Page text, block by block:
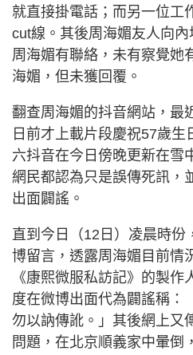
就直接掛電話；而另一位工
cut線。其後周海媚友人向
周海媚有聯絡，未有察覺她
海媚，但未獲回覆。
翻查周海媚的抖音網站，最
日前才上載片段慶祝57歲
六抖音在今日傍晚更新在雪
網民都認為只是誤傳死訊，
出面闢謠。
直到今日（12日）凌晨時份
博留言，透露周海媚目前情
《康熙微服私訪記》的製
度在微博出面代為闢謠稱：
勿以訥傳訛。」其後網上又
問題，在北京順義家中暈倒